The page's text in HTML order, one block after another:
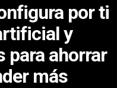
por ti
y
para ahorrar
más